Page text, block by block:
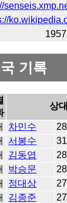
기록
상대
차민수
서봉수
김동엽
박승문
정대상
김종준